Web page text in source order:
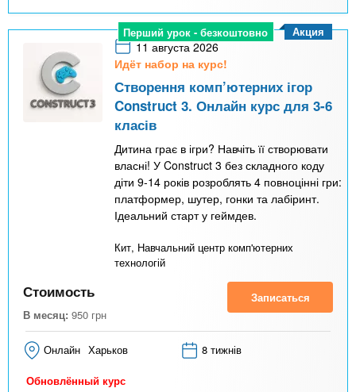
Перший урок - безкоштовно
11 августа 2026
Идёт набор на курс!
Створення комп’ютерних ігор
Construct 3. Онлайн курс для 3-6
класів
Дитина грає в ігри? Навчіть її створювати
власні! У Construct 3 без складного коду
діти 9-14 років розроблять 4 повноцінні гри:
платформер, шутер, гонки та лабіринт.
Ідеальний старт у геймдев.
Кит, Навчальний центр комп'ютерних
технологій
Акция
Стоимость
В месяц: 950 грн
Записаться
Онлайн Харьков 8 тижнів
Обновлённый курс